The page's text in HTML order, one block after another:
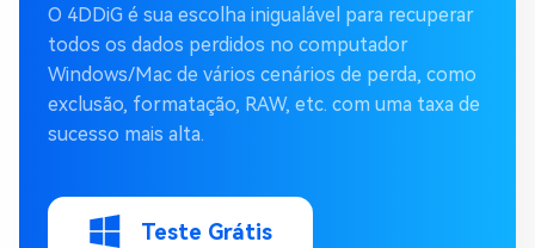
O 4DDiG é sua escolha inigualável para recuperar
todos os dados perdidos no computador
Windows/Mac de vários cenários de perda, como
exclusão, formatação, RAW, etc. com uma taxa de
sucesso mais alta.
Teste Grátis